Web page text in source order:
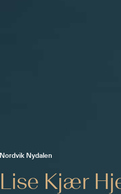
Lise Kjær
Nordvik Nydalen